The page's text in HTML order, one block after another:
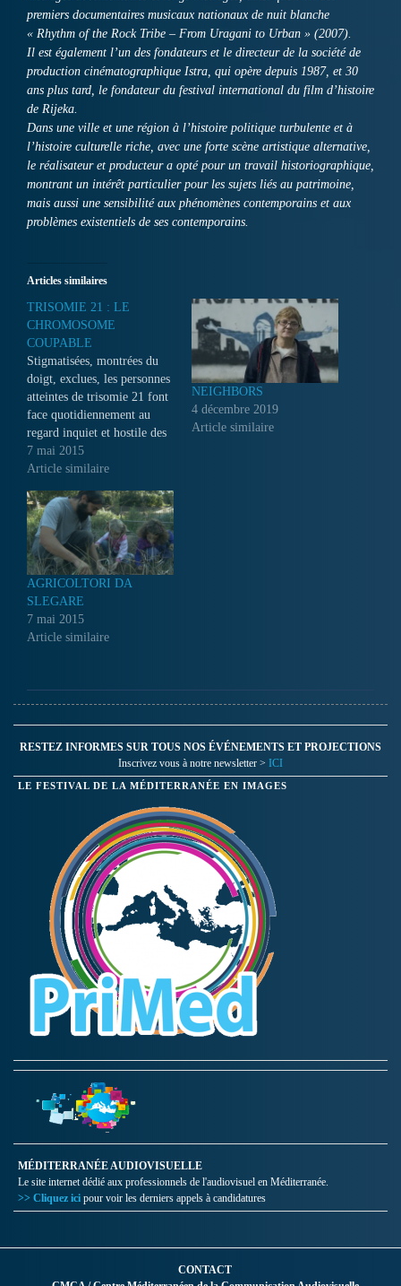
premiers documentaires musicaux nationaux de nuit blanche
« Rhythm of the Rock Tribe – From Uragani to Urban » (2007).
Il est également l’un des fondateurs et le directeur de la société de
production cinématographique Istra, qui opère depuis 1987, et 30
ans plus tard, le fondateur du festival international du film d’histoire
de Rijeka.
Dans une ville et une région à l’histoire politique turbulente et à
l’histoire culturelle riche, avec une forte scène artistique alternative,
le réalisateur et producteur a opté pour un travail historiographique,
montrant un intérêt particulier pour les sujets liés au patrimoine,
mais aussi une sensibilité aux phénomènes contemporains et aux
problèmes existentiels de ses contemporains.
Articles similaires
TRISOMIE 21 : LE
CHROMOSOME
COUPABLE
Stigmatisées, montrées du
doigt, exclues, les personnes
atteintes de trisomie 21 font
face quotidiennement au
regard inquiet et hostile des
gens. Considérés comme
d’éternels enfants ils
trop souvent victimes de
préjugés. Certains d’entre
eux ont par contre appris à
vivre avec leur handicap et
affichent leur différence…
7 mai 2015
Article similaire
NEIGHBORS
4 décembre 2019
Article similaire
AGRICOLTORI DA
SLEGARE
7 mai 2015
Article similaire
RESTEZ INFORMES SUR TOUS NOS ÉVÉNEMENTS ET PROJECTIONS
Inscrivez vous à notre newsletter > ICI
LE FESTIVAL DE LA MÉDITERRANÉE EN IMAGES
MÉDITERRANÉE AUDIOVISUELLE
Le site internet dédié aux professionnels de l'audiovisuel en Méditerranée.
>> Cliquez ici pour voir les derniers appels à candidatures
CONTACT